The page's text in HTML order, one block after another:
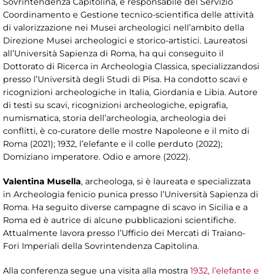
Coordinamento e Gestione tecnico-scientifica delle attività
di valorizzazione nei Musei archeologici nell’ambito della
Direzione Musei archeologici e storico-artistici. Laureatosi
all’Università Sapienza di Roma, ha qui conseguito il
Dottorato di Ricerca in Archeologia Classica, specializzandosi
presso l’Università degli Studi di Pisa. Ha condotto scavi e
ricognizioni archeologiche in Italia, Giordania e Libia. Autore
di testi su scavi, ricognizioni archeologiche, epigrafia,
numismatica, storia dell’archeologia, archeologia dei
conflitti, è co-curatore delle mostre Napoleone e il mito di
Roma (2021); 1932, l’elefante e il colle perduto (2022);
Domiziano imperatore. Odio e amore (2022).
Valentina Musella, archeologa, si è laureata e specializzata
in Archeologia fenicio punica presso l’Università Sapienza di
Roma. Ha seguito diverse campagne di scavo in Sicilia e a
Roma ed è autrice di alcune pubblicazioni scientifiche.
Attualmente lavora presso l’Ufficio dei Mercati di Traiano-
Fori Imperiali della Sovrintendenza Capitolina.
Alla conferenza segue una visita alla mostra 1932, l’elefante e